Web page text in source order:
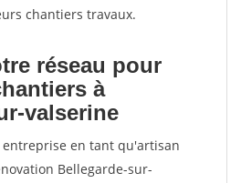
chantiers travaux.
réseau pour
à
valserine
en tant qu'artisan
Bellegarde-sur-